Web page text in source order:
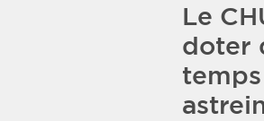
Filtres
Le
doter